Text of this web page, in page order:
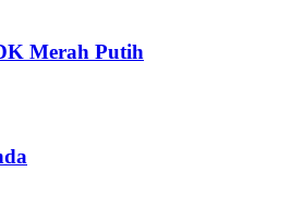
Merah Putih